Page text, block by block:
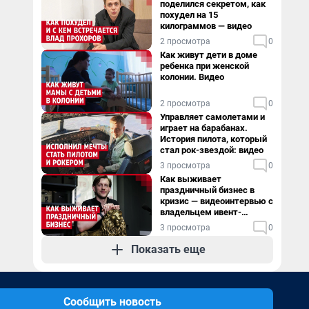
поделился секретом, как
похудел на 15
килограммов — видео
2 просмотра 0
Как живут дети в доме
ребенка при женской
колонии. Видео
2 просмотра 0
Управляет самолетами и
играет на барабанах.
История пилота, который
стал рок-звездой: видео
3 просмотра 0
Как выживает
праздничный бизнес в
кризис — видеоинтервью с
владельцем ивент-
агентства
3 просмотра 0
Показать еще
Сообщить новость